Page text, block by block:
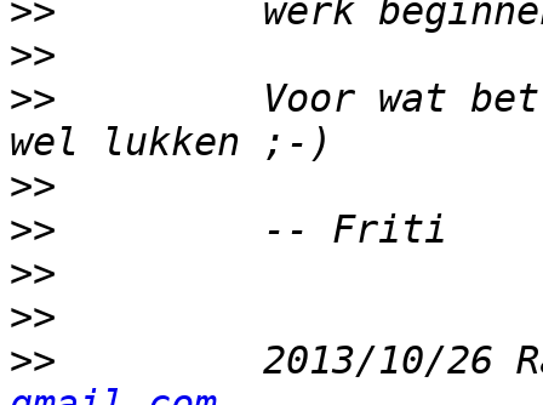
>>
>>
>>
Voor wat
>>
>>
>>
>>
>>
2013/10/26